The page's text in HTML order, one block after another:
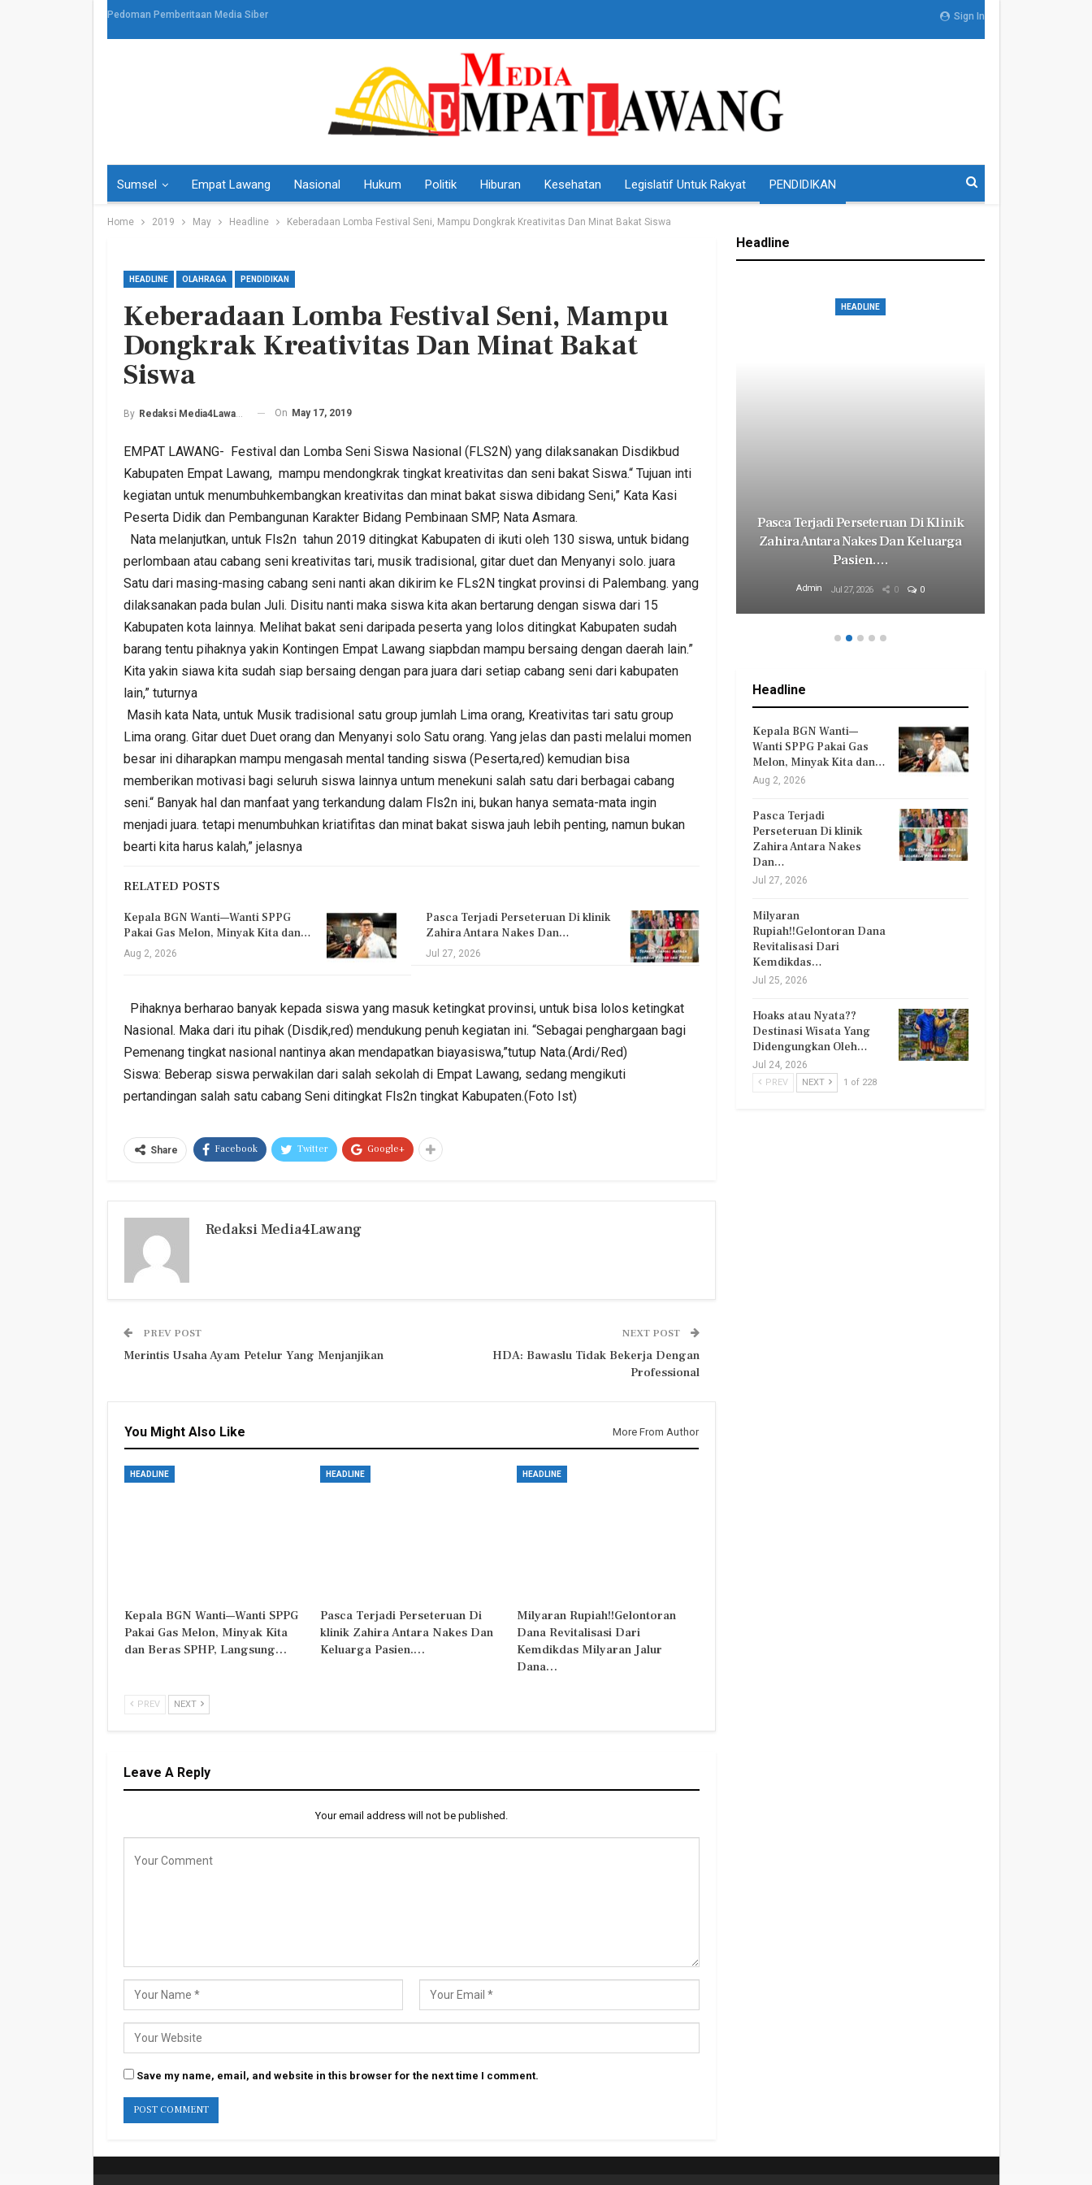
Sign In
Pedoman Pemberitaan Media Siber
Sumsel Empat Lawang Nasional Hukum Politik Hiburan Kesehatan Legislatif Untuk Rakyat PENDIDIKAN
Home 2019 May Headline Keberadaan Lomba Festival Seni, Mampu Dongkrak Kreativitas Dan Minat Bakat Siswa
HEADLINE OLAHRAGA PENDIDIKAN
Keberadaan Lomba Festival Seni, Mampu
Dongkrak Kreativitas Dan Minat Bakat
Siswa
By Redaksi Media4Lawang On May 17, 2019
EMPAT LAWANG- Festival dan Lomba Seni Siswa Nasional (FLS2N) yang dilaksanakan Disdikbud
Kabupaten Empat Lawang, mampu mendongkrak tingkat kreativitas dan seni bakat Siswa.“ Tujuan inti
kegiatan untuk menumbuhkembangkan kreativitas dan minat bakat siswa dibidang Seni,” Kata Kasi
Peserta Didik dan Pembangunan Karakter Bidang Pembinaan SMP, Nata Asmara.
Nata melanjutkan, untuk Fls2n tahun 2019 ditingkat Kabupaten di ikuti oleh 130 siswa, untuk bidang
perlombaan atau cabang seni kreativitas tari, musik tradisional, gitar duet dan Menyanyi solo. juara
Satu dari masing-masing cabang seni nanti akan dikirim ke FLs2N tingkat provinsi di Palembang. yang
dilaksanakan pada bulan Juli. Disitu nanti maka siswa kita akan bertarung dengan siswa dari 15
Kabupaten kota lainnya. Melihat bakat seni daripada peserta yang lolos ditingkat Kabupaten sudah
barang tentu pihaknya yakin Kontingen Empat Lawang siapbdan mampu bersaing dengan daerah lain.”
Kita yakin siawa kita sudah siap bersaing dengan para juara dari setiap cabang seni dari kabupaten
lain,” tuturnya
Masih kata Nata, untuk Musik tradisional satu group jumlah Lima orang, Kreativitas tari satu group
Lima orang. Gitar duet Duet orang dan Menyanyi solo Satu orang. Yang jelas dan pasti melalui momen
besar ini diharapkan mampu mengasah mental tanding siswa (Peserta,red) kemudian bisa
memberikan motivasi bagi seluruh siswa lainnya untum menekuni salah satu dari berbagai cabang
seni.“ Banyak hal dan manfaat yang terkandung dalam Fls2n ini, bukan hanya semata-mata ingin
menjadi juara. tetapi menumbuhkan kriatifitas dan minat bakat siswa jauh lebih penting, namun bukan
bearti kita harus kalah,” jelasnya
RELATED POSTS
Kepala BGN Wanti—Wanti SPPG
Pakai Gas Melon, Minyak Kita dan…
Aug 2, 2026
Pasca Terjadi Perseteruan Di klinik
Zahira Antara Nakes Dan…
Jul 27, 2026
Pihaknya berharao banyak kepada siswa yang masuk ketingkat provinsi, untuk bisa lolos ketingkat
Nasional. Maka dari itu pihak (Disdik,red) mendukung penuh kegiatan ini. “Sebagai penghargaan bagi
Pemenang tingkat nasional nantinya akan mendapatkan biayasiswa,”tutup Nata.(Ardi/Red)
Siswa: Beberap siswa perwakilan dari salah sekolah di Empat Lawang, sedang mengikuti
pertandingan salah satu cabang Seni ditingkat Fls2n tingkat Kabupaten.(Foto Ist)
Share Facebook Twitter Google+
Redaksi Media4Lawang
PREV POST
Merintis Usaha Ayam Petelur Yang Menjanjikan
NEXT POST
HDA: Bawaslu Tidak Bekerja Dengan
Professional
You Might Also Like More From Author
HEADLINE
Kepala BGN Wanti—Wanti SPPG
Pakai Gas Melon, Minyak Kita
dan Beras SPHP, Langsung…
HEADLINE
Pasca Terjadi Perseteruan Di
klinik Zahira Antara Nakes Dan
Keluarga Pasien.…
HEADLINE
Milyaran Rupiah!!Gelontoran
Dana Revitalisasi Dari
Kemdikdas Milyaran Jalur
Dana…
PREV NEXT
Leave A Reply
Your email address will not be published.
Save my name, email, and website in this browser for the next time I comment.
Headline
Harlah PKB Yang Ke 28. DPC PKB
Empat Lawang Gelar Giat Jum’at
Barokah
Admin Jul 17, 2026 0 0
HEADLINE
Kepala BGN Wanti—Wanti SPPG
Pakai Gas Melon, Minyak Kita Dan
Beras SPHP,…
Admin Aug 2, 2026 0 0
HEADLINE
Pasca Terjadi Perseteruan Di Klinik
Zahira Antara Nakes Dan Keluarga
Pasien.…
Admin Jul 27, 2026 0 0
Headline
Kepala BGN Wanti—
Wanti SPPG Pakai Gas
Melon, Minyak Kita dan…
Aug 2, 2026
Pasca Terjadi
Perseteruan Di klinik
Zahira Antara Nakes
Dan…
Jul 27, 2026
Milyaran
Rupiah!!Gelontoran Dana
Revitalisasi Dari
Kemdikdas…
Jul 25, 2026
Hoaks atau Nyata??
Destinasi Wisata Yang
Didengungkan Oleh…
Jul 24, 2026
PREV NEXT 1 of 228